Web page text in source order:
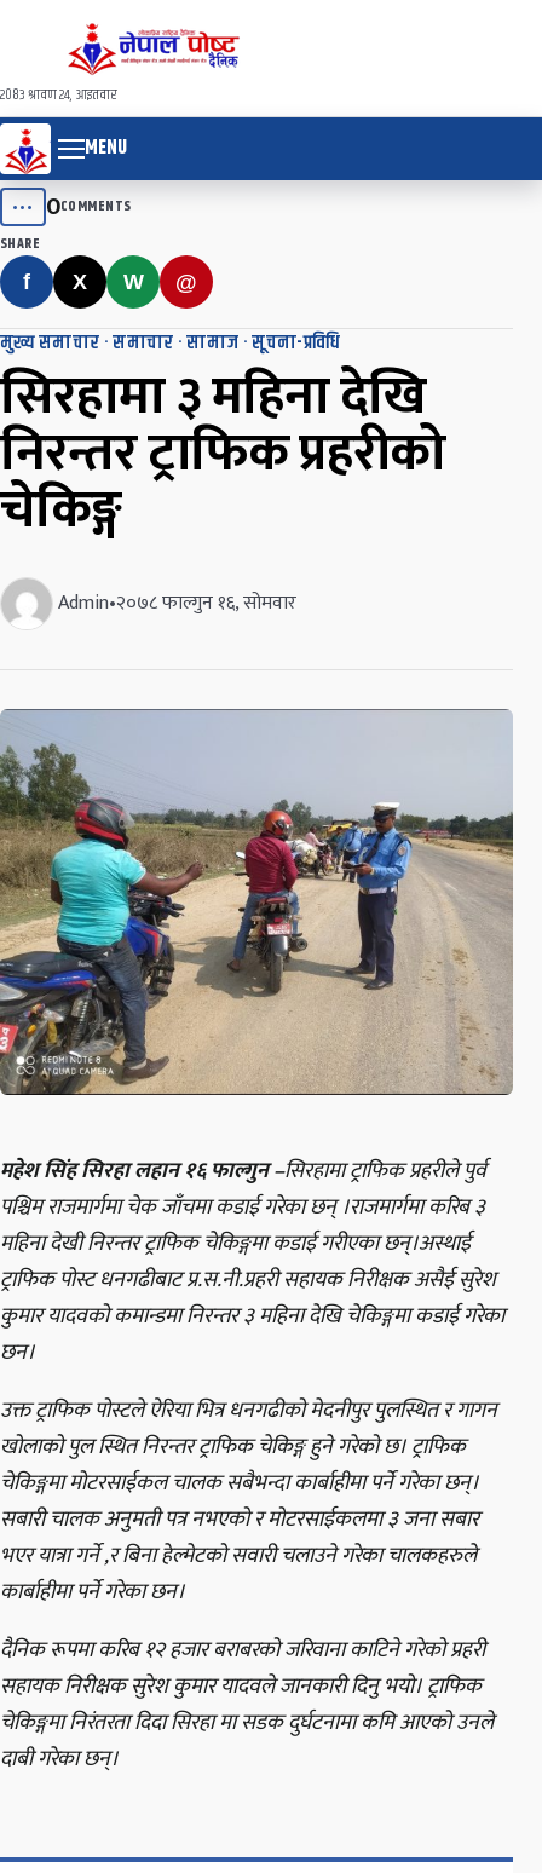
२०८३ श्रावण २४, आइतवार
MENU
••• 0COMMENTS
SHARE
f X W @
मुख्य समाचार ·समाचार ·सामाज ·सूचना-प्रविधि
सिरहामा ३ महिना देखि
निरन्तर ट्राफिक प्रहरीको
चेकिङ्ग
Admin•२०७८ फाल्गुन १६, सोमवार
महेश सिंह सिरहा लहान १६ फाल्गुन –सिरहामा ट्राफिक प्रहरीले पुर्व
पश्चिम राजमार्गमा चेक जाँचमा कडाई गरेका छन् ।राजमार्गमा करिब ३
महिना देखी निरन्तर ट्राफिक चेकिङ्गमा कडाई गरीएका छन्।अस्थाई
ट्राफिक पोस्ट धनगढीबाट प्र.स.नी.प्रहरी सहायक निरीक्षक असैई सुरेश
कुमार यादवको कमान्डमा निरन्तर ३ महिना देखि चेकिङ्गमा कडाई गरेका
छन।
उक्त ट्राफिक पोस्टले ऐरिया भित्र धनगढीको मेदनीपुर पुलस्थित र गागन
खोलाको पुल स्थित निरन्तर ट्राफिक चेकिङ्ग हुने गरेको छ। ट्राफिक
चेकिङ्गमा मोटरसाईकल चालक सबैभन्दा कार्बाहीमा पर्ने गरेका छन्।
सबारी चालक अनुमती पत्र नभएको र मोटरसाईकलमा ३ जना सबार
भएर यात्रा गर्ने ,र बिना हेल्मेटको सवारी चलाउने गरेका चालकहरुले
कार्बाहीमा पर्ने गरेका छन।
दैनिक रूपमा करिब १२ हजार बराबरको जरिवाना काटिने गरेको प्रहरी
सहायक निरीक्षक सुरेश कुमार यादवले जानकारी दिनु भयो। ट्राफिक
चेकिङ्गमा निरंतरता दिदा सिरहा मा सडक दुर्घटनामा कमि आएको उनले
दाबी गरेका छन्।